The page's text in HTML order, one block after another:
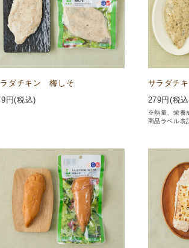
ダチキン 梅しそ
円(税込)
サラダチ
279円(税
※熱量、栄養
商品ラベル表